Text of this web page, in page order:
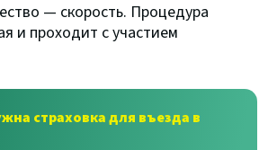
— скорость. Процедура
и проходит с участием
страховка для въезда в